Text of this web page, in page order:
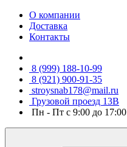
О компании
Доставка
Контакты
8 (999) 188-10-99
8 (921) 900-91-35
stroysnab178@mail.ru
Грузовой проезд 13В
Пн - Пт с 9:00 до 17:00